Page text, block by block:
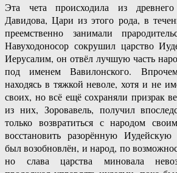
Эта чета происходила из
Давидова, Цари из этого рода, в
преемственно занимали
Навуходоносор сокрушил царство
Иерусалим, он отвёл лучшую часть
под именем Вавилонского.
находясь в тяжкой неволе, хотя и не
своих, но всё ещё сохраняли призрак
из них, Зоровавель, получил
только возвратиться с народом
восстановить разорённую
был возобновлён, и народ, по
но слава царства миновала